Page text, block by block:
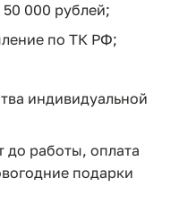
50 000 рублей;
по ТК РФ;
индивидуальной
до работы, оплата
подарки